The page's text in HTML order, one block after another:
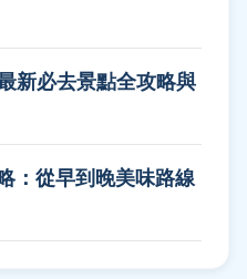
新必去景點全攻略與
：從早到晚美味路線